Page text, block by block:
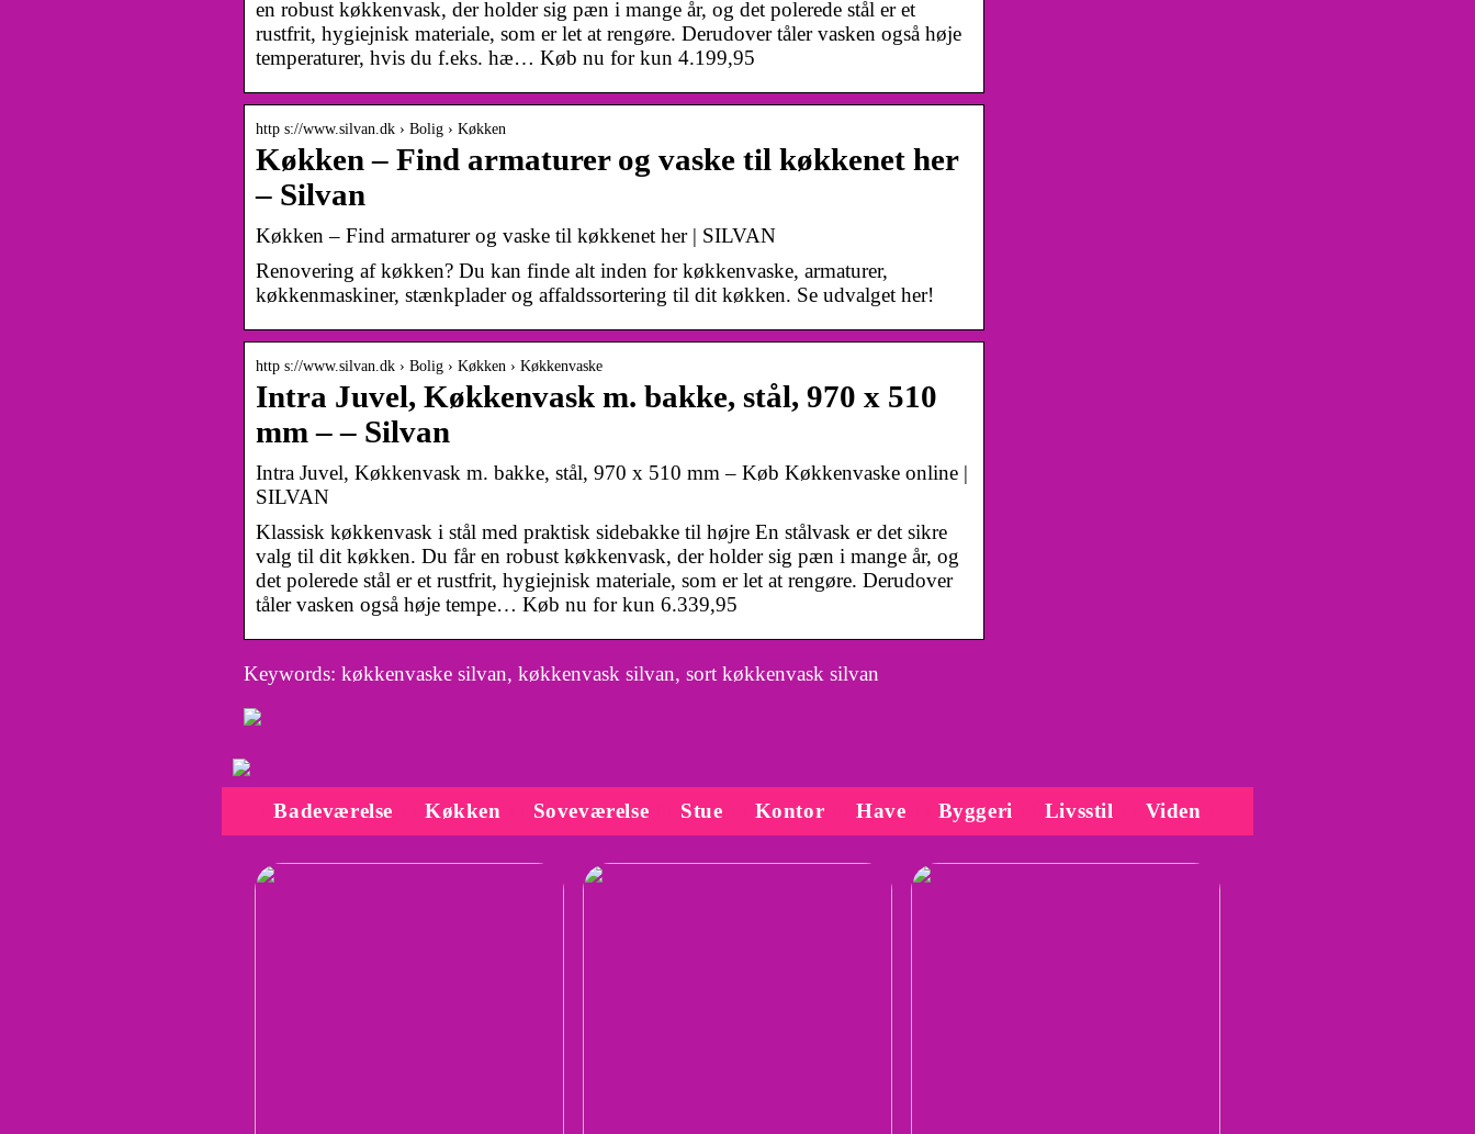
en robust køkkenvask, der holder sig pæn i mange år, og det polerede stål er et
rustfrit, hygiejnisk materiale, som er let at rengøre. Derudover tåler vasken også høje
temperaturer, hvis du f.eks. hæ… Køb nu for kun 4.199,95
http s://www.silvan.dk › Bolig › Køkken
Køkken – Find armaturer og vaske til køkkenet her
– Silvan
Køkken – Find armaturer og vaske til køkkenet her | SILVAN
Renovering af køkken? Du kan finde alt inden for køkkenvaske, armaturer,
køkkenmaskiner, stænkplader og affaldssortering til dit køkken. Se udvalget her!
http s://www.silvan.dk › Bolig › Køkken › Køkkenvaske
Intra Juvel, Køkkenvask m. bakke, stål, 970 x 510
mm – – Silvan
Intra Juvel, Køkkenvask m. bakke, stål, 970 x 510 mm – Køb Køkkenvaske online |
SILVAN
Klassisk køkkenvask i stål med praktisk sidebakke til højre En stålvask er det sikre
valg til dit køkken. Du får en robust køkkenvask, der holder sig pæn i mange år, og
det polerede stål er et rustfrit, hygiejnisk materiale, som er let at rengøre. Derudover
tåler vasken også høje tempe… Køb nu for kun 6.339,95
Keywords: køkkenvaske silvan, køkkenvask silvan, sort køkkenvask silvan
Badeværelse Køkken Soveværelse Stue Kontor Have Byggeri Livsstil Viden